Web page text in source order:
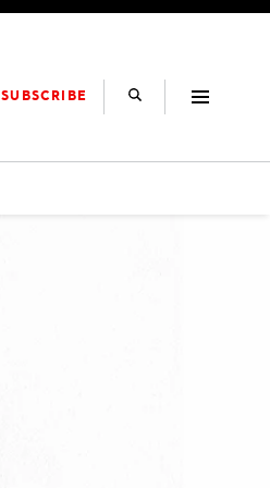
SUBSCRIBE